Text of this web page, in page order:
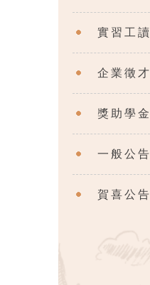
實習工讀
企業徵才
獎助學金
一般公告
賀喜公告